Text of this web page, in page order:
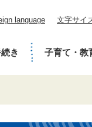
language 文字サイ
き 子育て・教